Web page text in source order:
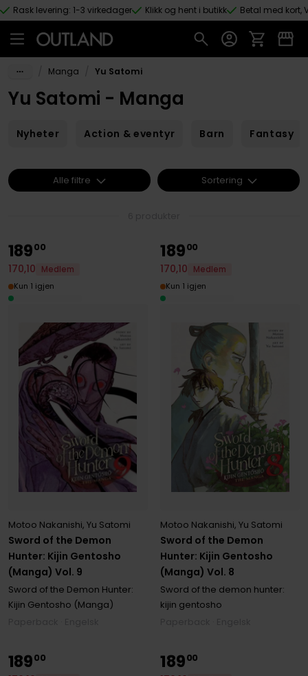
Hopp til hovedinnhold
Rask levering: 1-3 virkedager Klikk og hent i butikk Betal med kort,
Manga Yu Satomi
Yu Satomi - Manga
Nyheter Action & eventyr Barn Fantasy
Sword of the Demon
Hunter: Kijin Gentosho
(Manga) Vol. 9
Motoo Nakanishi, Yu Satomi
Sword of the Demon Hunter:
Kijin Gentosho (Manga)
18900
170,10
Medlem
Kun 1 igjen
Sword of the Demon
Hunter: Kijin Gentosho
(Manga) Vol. 8
Motoo Nakanishi,Yu Satomi
Sword of the demon hunter:
kijin gentosho
18900
170,10
Medlem
Kun 1 igjen
18900 18900
Alle filtre Sortering